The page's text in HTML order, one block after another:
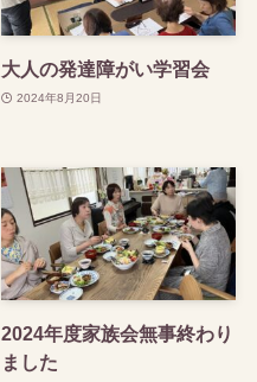
大人の発達障がい学習会
2024年8月20日
2024年度家族会無事終わり
ました